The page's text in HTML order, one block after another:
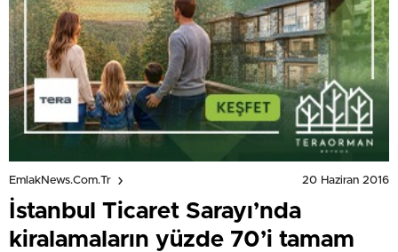
EmlakNews.com.tr 20 Haziran 2016
İstanbul Ticaret Sarayı’nda
kiralamaların yüzde 70’i tamam